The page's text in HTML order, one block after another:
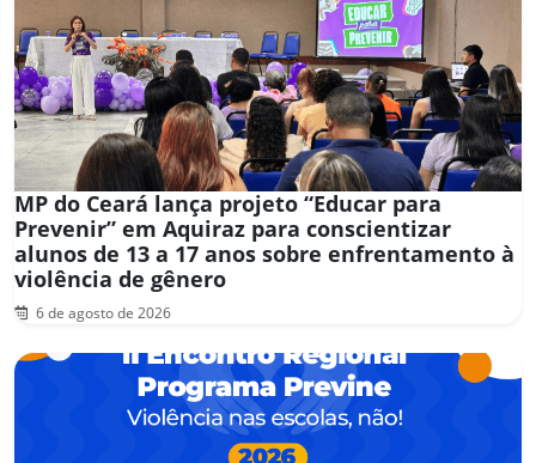
MP do Ceará lança projeto “Educar para
Prevenir” em Aquiraz para conscientizar
alunos de 13 a 17 anos sobre enfrentamento à
violência de gênero
6 de agosto de 2026